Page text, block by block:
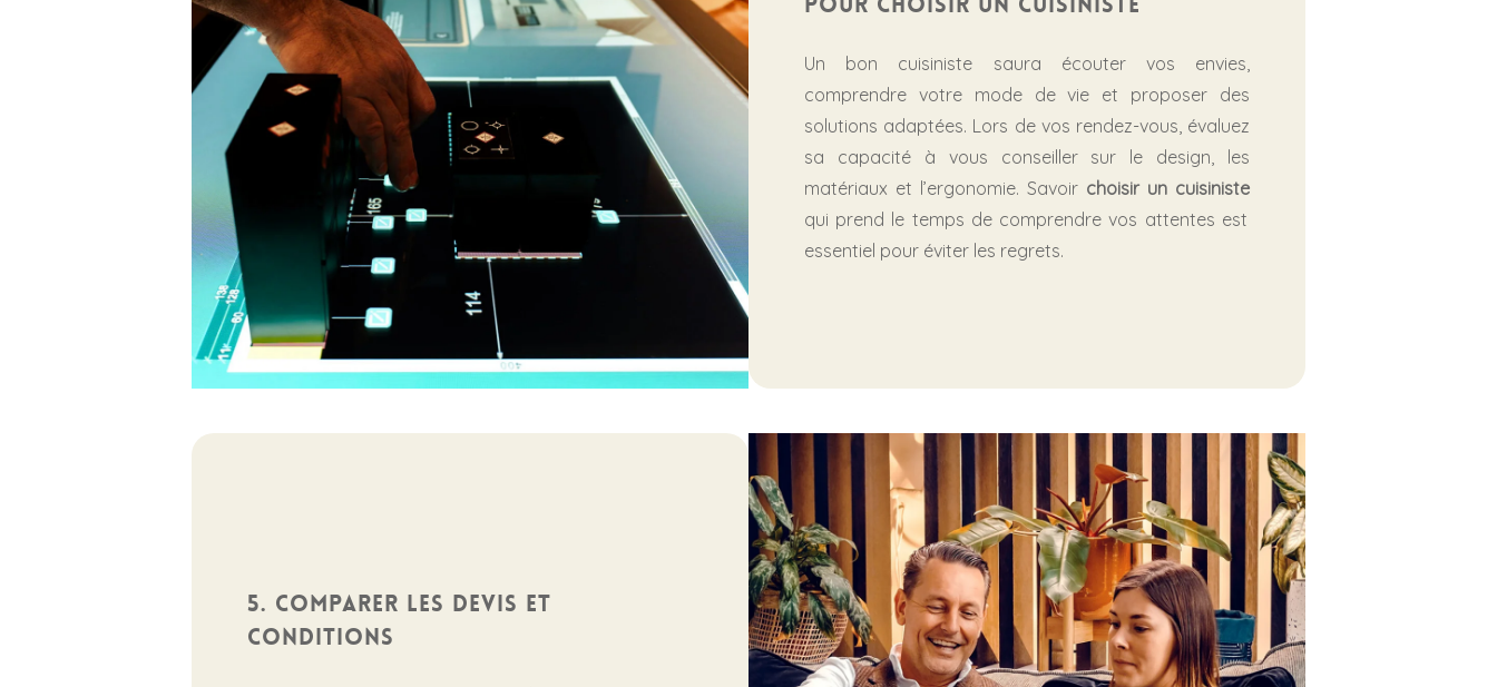
Un bon cuisiniste saura écouter vos envies,
comprendre votre mode de vie et proposer des
solutions adaptées. Lors de vos rendez-vous, évaluez
sa capacité à vous conseiller sur le design, les
matériaux et l’ergonomie. Savoir choisir un cuisiniste
qui prend le temps de comprendre vos attentes est
essentiel pour éviter les regrets.
5. Comparer les devis et
conditions